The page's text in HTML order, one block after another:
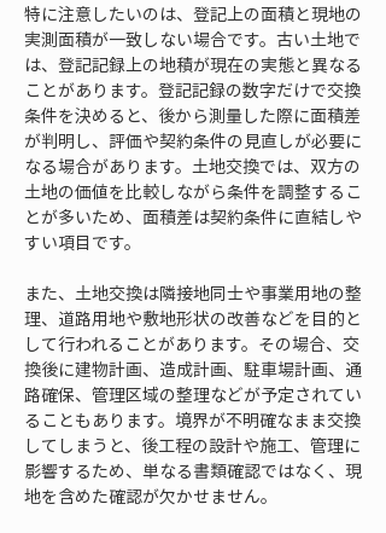
特に注意したいのは、登記上の面積と現地の
実測面積が一致しない場合です。古い土地で
は、登記記録上の地積が現在の実態と異なる
ことがあります。登記記録の数字だけで交換
条件を決めると、後から測量した際に面積差
が判明し、評価や契約条件の見直しが必要に
なる場合があります。土地交換では、双方の
土地の価値を比較しながら条件を調整するこ
とが多いため、面積差は契約条件に直結しや
すい項目です。
また、土地交換は隣接地同士や事業用地の整
理、道路用地や敷地形状の改善などを目的と
して行われることがあります。その場合、交
換後に建物計画、造成計画、駐車場計画、通
路確保、管理区域の整理などが予定されてい
ることもあります。境界が不明確なまま交換
してしまうと、後工程の設計や施工、管理に
影響するため、単なる書類確認ではなく、現
地を含めた確認が欠かせません。